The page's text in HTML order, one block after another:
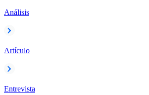
Análisis
Artículo
Entrevista